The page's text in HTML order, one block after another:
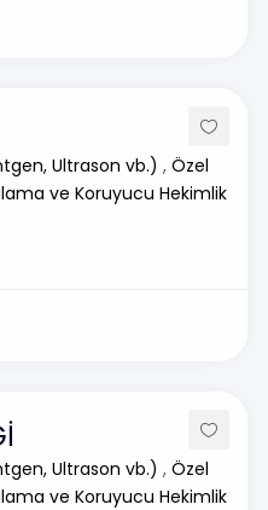
Ultrason vb.) , Özel
ve Koruyucu Hekimlik
Ultrason vb.) , Özel
ve Koruyucu Hekimlik